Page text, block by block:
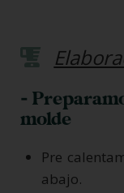
-
molde
Pre
abajo.